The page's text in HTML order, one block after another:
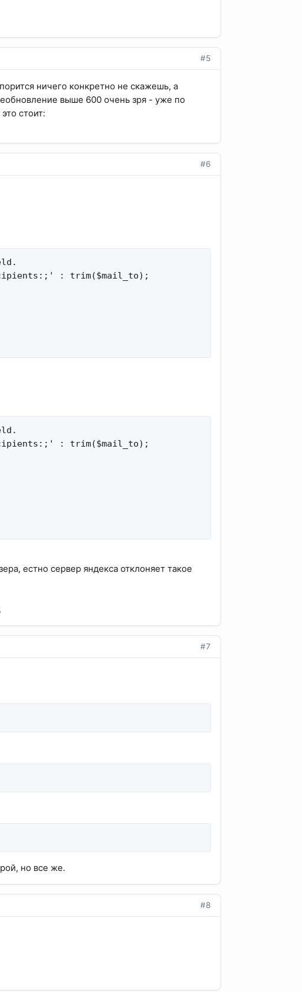
#5
ничего конкретно не скажешь, а
выше 600 очень зря - уже по
стоит:
#6
: trim($mail_to);
: trim($mail_to);
естно сервер яндекса отклоняет такое
#7
но все же.
#8